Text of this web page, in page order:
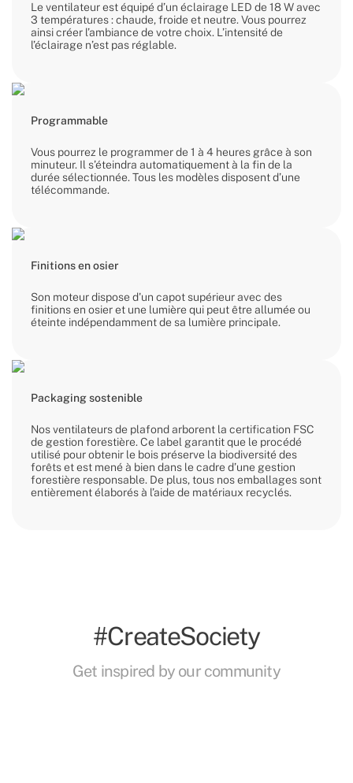
Le ventilateur est équipé d’un éclairage LED de 18 W avec
3 températures : chaude, froide et neutre. Vous pourrez
ainsi créer l’ambiance de votre choix. L’intensité de
l’éclairage n’est pas réglable.
Programmable
Vous pourrez le programmer de 1 à 4 heures grâce à son
minuteur. Il s’éteindra automatiquement à la fin de la
durée sélectionnée. Tous les modèles disposent d’une
télécommande.
Finitions en osier
Son moteur dispose d'un capot supérieur avec des
finitions en osier et une lumière qui peut être allumée ou
éteinte indépendamment de sa lumière principale.
Packaging sostenible
Nos ventilateurs de plafond arborent la certification FSC
de gestion forestière. Ce label garantit que le procédé
utilisé pour obtenir le bois préserve la biodiversité des
forêts et est mené à bien dans le cadre d’une gestion
forestière responsable. De plus, tous nos emballages sont
entièrement élaborés à l’aide de matériaux recyclés.
#CreateSociety
Get inspired by our community